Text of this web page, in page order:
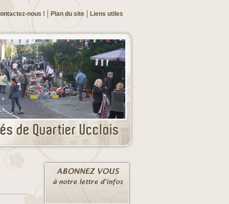
Liens utiles
Plan du site
nous !